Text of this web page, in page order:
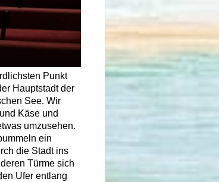
Punkt
Hauptstadt der
See. Wir
Käse und
umzusehen.
ein
die Stadt ins
Türme sich
Ufer entlang